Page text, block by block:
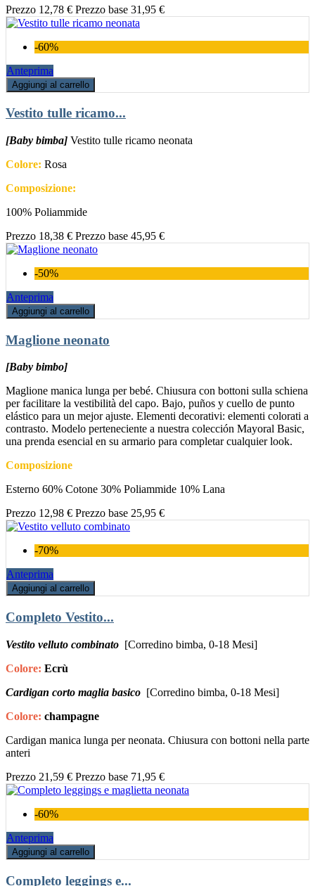
Prezzo 12,78 € Prezzo base 31,95 €
-60%
Anteprima
Aggiungi al carrello
Vestito tulle ricamo...
[Baby bimba] Vestito tulle ricamo neonata
Colore: Rosa
Composizione:
100% Poliammide
Prezzo 18,38 € Prezzo base 45,95 €
-50%
Anteprima
Aggiungi al carrello
Maglione neonato
[Baby bimbo]
Maglione manica lunga per bebé. Chiusura con bottoni sulla schiena
per facilitare la vestibilità del capo. Bajo, puños y cuello de punto
elástico para un mejor ajuste. Elementi decorativi: elementi colorati a
contrasto. Modelo perteneciente a nuestra colección Mayoral Basic,
una prenda esencial en su armario para completar cualquier look.
Composizione
Esterno 60% Cotone 30% Poliammide 10% Lana
Prezzo 12,98 € Prezzo base 25,95 €
-70%
Anteprima
Aggiungi al carrello
Completo Vestito...
Vestito velluto combinato [Corredino bimba, 0-18 Mesi]
Colore: Ecrù
Cardigan corto maglia basico [Corredino bimba, 0-18 Mesi]
Colore: champagne
Cardigan manica lunga per neonata. Chiusura con bottoni nella parte
anteri
Prezzo 21,59 € Prezzo base 71,95 €
-60%
Anteprima
Aggiungi al carrello
Completo leggings e...